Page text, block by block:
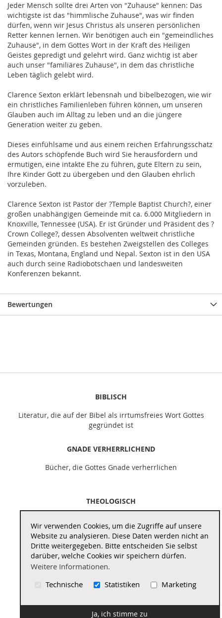
Jeder Mensch sollte drei Arten von "Zuhause" kennen: Das
wichtigste ist das "himmlische Zuhause", was wir finden
dürfen, wenn wir Jesus Christus als unseren persönlichen
Retter kennen lernen. Wir benötigen auch ein "gemeindliches
Zuhause", in dem Gottes Wort in der Kraft des Heiligen
Geistes gepredigt und gelehrt wird. Ganz wichtig ist aber
auch unser "familiäres Zuhause", in dem das christliche
Leben täglich gelebt wird.
Clarence Sexton erklärt lebensnah und bibelbezogen, wie wir
ein christliches Familienleben führen können, um unseren
Glauben auch im Alltag zu leben und an die jüngere
Generation weiter zu geben.
Dieses einfühlsame und aus einem reichen Erfahrungsschatz
des Autors schöpfende Buch wird Sie herausfordern und
ermutigen, eine intakte Ehe zu führen, gute Eltern zu sein,
Ihre Kinder Gott zu übergeben und den Glauben ehrlich
vorzuleben.
Clarence Sexton ist Pastor der ?Temple Baptist Church?, einer
großen unabhängigen Gemeinde mit ca. 6.000 Mitgliedern in
Knoxville, Tennessee (USA). Er ist Gründer und Präsident des ?
Crown College?, dessen Absolventen weltweit christliche
Gemeinden gründen. Es bestehen Zweigstellen des Colleges
in Texas, Montana, England und Nepal. Sexton ist in den USA
auch durch seine Radiobotschaen und landesweiten
Konferenzen bekannt.
Bewertungen
Wir verwenden Cookies, um die Zugriffe auf unsere
Website zu analysieren. Diese Daten werden nicht an
Dritte weitergegeben. Bitte entscheiden Sie selbst
darüber, welche Cookies wir speichern dürfen.
Weitere Informationen.
Technische
Statistiken Marketing
Ja, ich stimme zu
BIBLISCH
Literatur, die auf der Bibel als irrtumsfreies Wort Gottes
gegründet ist
GNADE VERHERRLICHEND
Bücher, die Gottes Gnade verherrlichen
THEOLOGISCH
REFORMATORISCH
Bücher, die auf die geistigen Quellen der Reformation
zurückführen
Widerrufsbelehrung|Vertrag widerrufen